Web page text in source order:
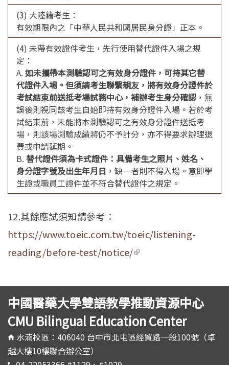
(3) 大陸籍考生：
有效期限內之「中華人民共和國居民身分證」正本。
(4) 未帶有效證件考生，先行使用替代證件入場之規
定：
A. 如未攜帶本測驗認可之有效身分證件，可持其它替
代證件入場。但須請考生聯繫親友，將有效身分證件於
考試結束前送抵考場試務中心，補辦考生身分確認 ，無
誤後則視同該考生自始即持有效身分證件入場。若於考
試結束前，未能將本測驗認可之有效身分證件送抵考
場，則該場測驗成績將仍不予計分，亦不得要求辦理退
費或申請延期。
B. 替代證件須為卡式證件：具備考生之照片、姓名、
身分證字號及出生年月日 ，缺一者則不得入場。意即學
生證或職員工證件並不符合替代證件之規定。
12.其餘應試須知請參考：
https://www.toeic.com.tw/toeic/listening-
reading/before-test/notice/(link is external)
中國醫藥大學雙語教學推動資源中心
CMU Bilingual Education Center
水湳校區：406040 台中市北屯區經貿路一段100號（卓
越大樓10樓聯合辦公室）